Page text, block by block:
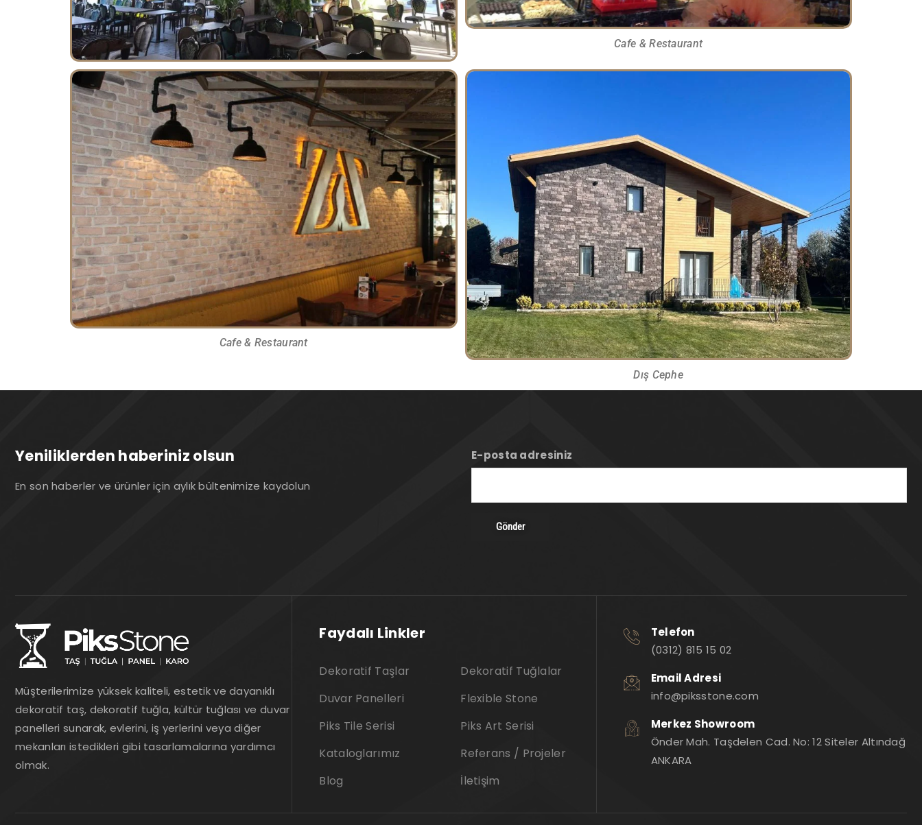
Cafe & Restaurant
Cafe & Restaurant
Dış Cephe
Yeniliklerden haberiniz olsun
En son haberler ve ürünler için aylık bültenimize kaydolun
E-posta adresiniz
Müşterilerimize yüksek kaliteli, estetik ve dayanıklı
dekoratif taş, dekoratif tuğla, kültür tuğlası ve duvar
panelleri sunarak, evlerini, iş yerlerini veya diğer
mekanları istedikleri gibi tasarlamalarına yardımcı
olmak.
Faydalı Linkler
Dekoratif Taşlar
Dekoratif Tuğlalar
Duvar Panelleri
Flexible Stone
Piks Tile Serisi
Piks Art Serisi
Kataloglarımız
Referans / Projeler
Blog
İletişim
Telefon
(0312) 815 15 02
Email Adresi
info@piksstone.com
Merkez Showroom
Önder Mah. Taşdelen Cad. No: 12 Siteler Altındağ
ANKARA